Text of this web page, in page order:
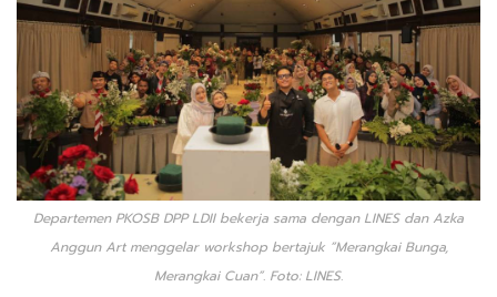
Departemen PKOSB DPP LDII bekerja sama dengan LINES dan Azka
Anggun Art menggelar workshop bertajuk “Merangkai Bunga,
Merangkai Cuan”. Foto: LINES.